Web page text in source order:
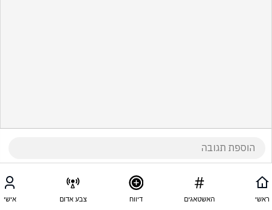
ראשי האשטאגים דיווח צבע אדום אישי